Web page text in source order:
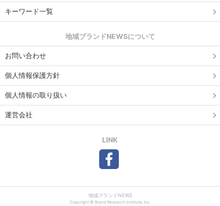
キーワード一覧
地域ブランドNEWSについて
お問い合わせ
個人情報保護方針
個人情報の取り扱い
運営会社
LINK
地域ブランドNEWS
Copyright © Brand Research Institute, Inc.